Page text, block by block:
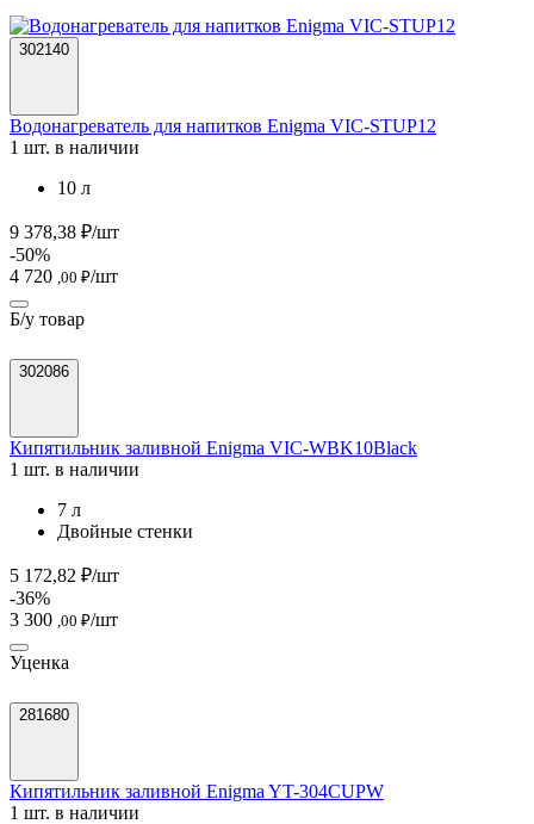
302140
Водонагреватель для напитков Enigma VIC-STUP12
1 шт. в наличии
10 л
9 378,38 ₽/шт
-50%
4 720 ,00 ₽/шт
Б/у товар
302086
Кипятильник заливной Enigma VIC-WBK10Black
1 шт. в наличии
7 л
Двойные стенки
5 172,82 ₽/шт
-36%
3 300 ,00 ₽/шт
Уценка
281680
Кипятильник заливной Enigma YT-304CUPW
1 шт. в наличии